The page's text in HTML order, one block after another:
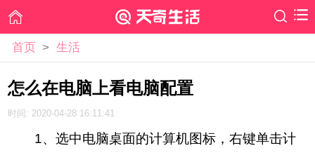
首页 > 生活
怎么在电脑上看电脑配置
时间: 2020-04-28 16:11:41
1、选中电脑桌面的计算机图标，右键单击计